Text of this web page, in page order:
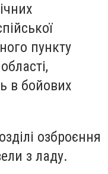
пункту
в бойових
озброєння
з ладу.